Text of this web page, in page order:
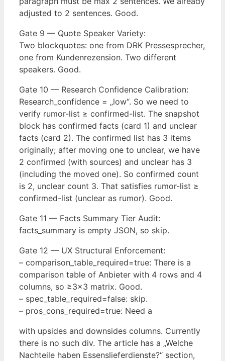
adjusted to 2 sentences. Good.
Gate 9 — Quote Speaker Variety:
Two blockquotes: one from DRK Pressesprecher,
one from Kundenrezension. Two different
speakers. Good.
Gate 10 — Research Confidence Calibration:
Research_confidence = „low“. So we need to
verify rumor-list ≥ confirmed-list. The snapshot
block has confirmed facts (card 1) and unclear
facts (card 2). The confirmed list has 3 items
originally; after moving one to unclear, we have
2 confirmed (with sources) and unclear has 3
(including the moved one). So confirmed count
is 2, unclear count 3. That satisfies rumor-list ≥
confirmed-list (unclear as rumor). Good.
Gate 11 — Facts Summary Tier Audit:
facts_summary is empty JSON, so skip.
Gate 12 — UX Structural Enforcement:
– comparison_table_required=true: There is a
comparison table of Anbieter with 4 rows and 4
columns, so ≥3×3 matrix. Good.
– spec_table_required=false: skip.
– pros_cons_required=true: Need a
with upsides and downsides columns. Currently
there is no such div. The article has a „Welche
Nachteile haben Essenslieferdienste?“ section,